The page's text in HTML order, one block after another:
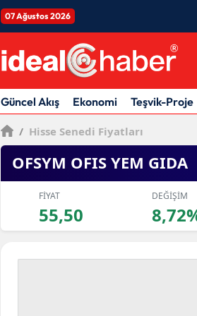
07 Ağustos 2026
Güncel Akış Ekonomi Teşvik-Proje
/ Hisse Senedi Fiyatları
OFSYM OFIS YEM GIDA
FİYAT
55,50
DEĞİŞİM